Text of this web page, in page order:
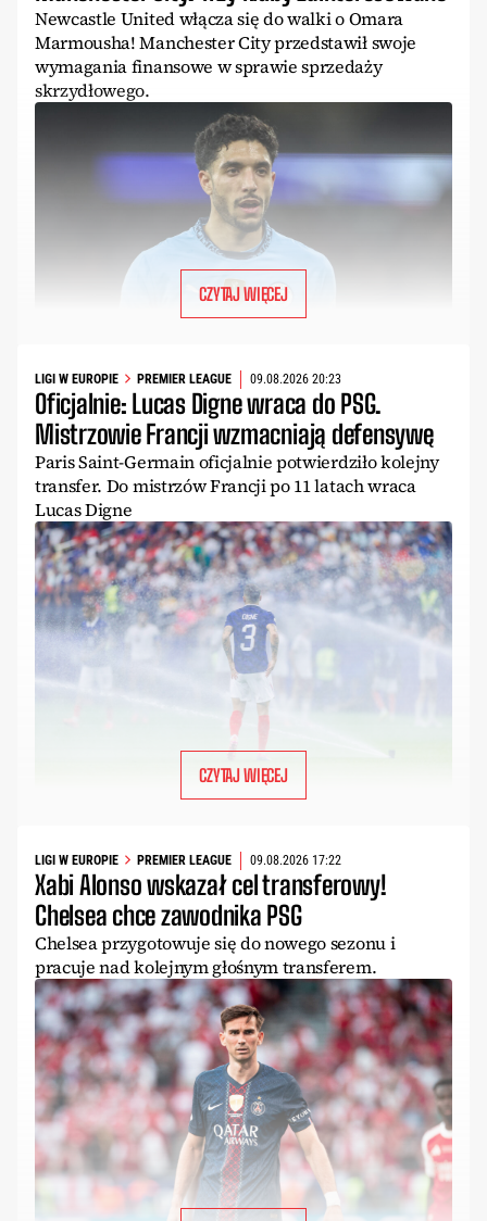
Newcastle United włącza się do walki o Omara
Marmousha! Manchester City przedstawił swoje
wymagania finansowe w sprawie sprzedaży
skrzydłowego.
CZYTAJ WIĘCEJ
LIGI W EUROPIE PREMIER LEAGUE 09.08.2026 20:23
Oficjalnie: Lucas Digne wraca do PSG.
Mistrzowie Francji wzmacniają defensywę
Paris Saint-Germain oficjalnie potwierdziło kolejny
transfer. Do mistrzów Francji po 11 latach wraca
Lucas Digne
CZYTAJ WIĘCEJ
LIGI W EUROPIE PREMIER LEAGUE 09.08.2026 17:22
Xabi Alonso wskazał cel transferowy!
Chelsea chce zawodnika PSG
Chelsea przygotowuje się do nowego sezonu i
pracuje nad kolejnym głośnym transferem.